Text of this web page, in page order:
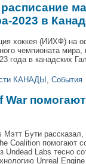
2023 в
хоккея (ИИХФ) на
чемпионата мира,
года в канадских
КАНАДЫ События
Бути
Coalition помогают
Undead Labs тесно
Unreal